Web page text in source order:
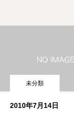
未分類
2010年7月14日